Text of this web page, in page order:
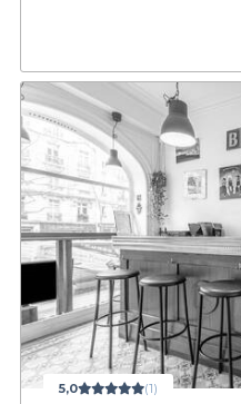
5,0 (1)